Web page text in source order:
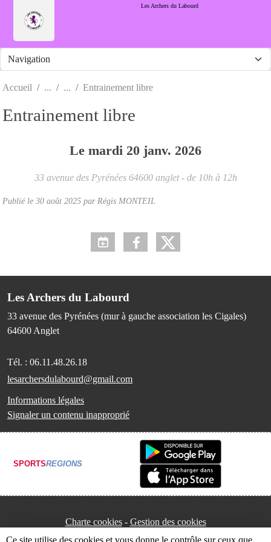
Les Archers du Labourd
Accueil Entrainement libre
Entrainement libre
Le mardi 20 janv. 2026
33 avenue des Pyrénées 64600 anglet - de 10h à 12h
Publié le 30 août 2025 par Régis MONTEIL
Les Archers du Labourd
33 avenue des Pyrénées (mur à gauche association les Cigales)
64600 Anglet
Tél. : 06.11.48.26.18
lesarchersdulabourd@gmail.com
Informations légales
Signaler un contenu inapproprié
SPORTSREGIONS
Charte cookies Gestion des cookies
Ce site utilise des cookies et vous donne le contrôle sur ceux que